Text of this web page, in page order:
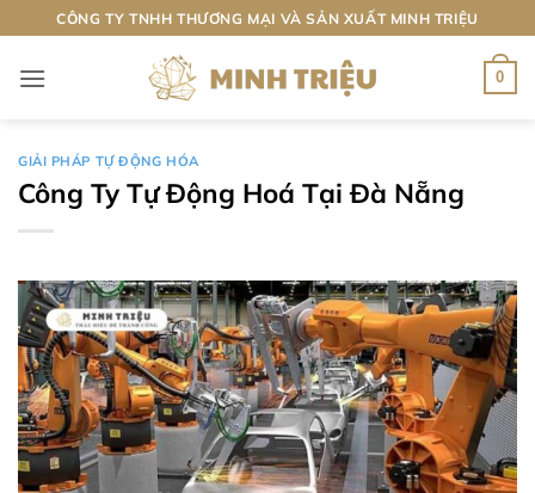
qua
nội
CÔNG TY TNHH THƯƠNG MẠI VÀ SẢN XUẤT MINH TRIỆU
0
GIẢI PHÁP TỰ ĐỘNG HÓA
Công Ty Tự Động Hoá Tại Đà Nẵng